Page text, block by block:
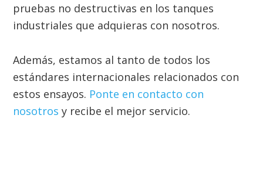
pruebas no destructivas en los tanques
industriales que adquieras con nosotros.
Además, estamos al tanto de todos los
estándares internacionales relacionados con
estos ensayos. Ponte en contacto con
nosotros y recibe el mejor servicio.